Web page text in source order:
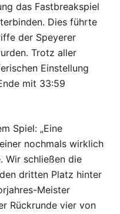
das Fastbreakspiel
Dies führte
der Speyerer
Trotz aller
Einstellung
mit 33:59
Spiel: „Eine
nochmals wirklich
Wir schließen die
dritten Platz hinter
Meister
Rückrunde vier von